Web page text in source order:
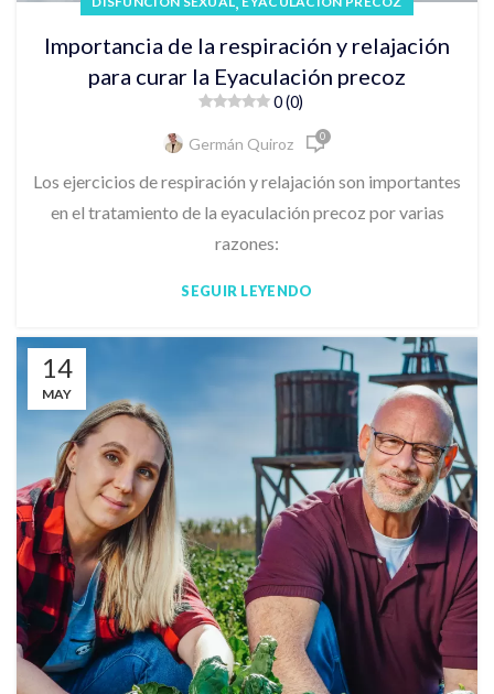
Importancia de la respiración y relajación
para curar la Eyaculación precoz
0 (0)
Germán Quiroz 0
Los ejercicios de respiración y relajación son importantes
en el tratamiento de la eyaculación precoz por varias
razones:
SEGUIR LEYENDO
14
MAY